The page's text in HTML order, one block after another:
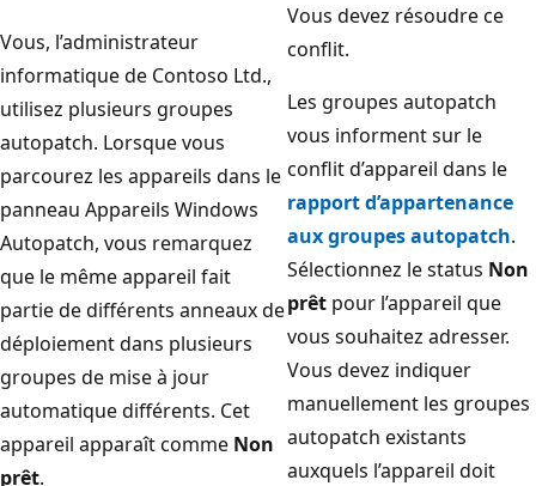
Vous, l’administrateur
informatique de Contoso Ltd.,
utilisez plusieurs groupes
autopatch. Lorsque vous
parcourez les appareils dans le
panneau Appareils Windows
Autopatch, vous remarquez
que le même appareil fait
partie de différents anneaux de
déploiement dans plusieurs
groupes de mise à jour
automatique différents. Cet
appareil apparaît comme Non
prêt.
Vous devez résoudre ce
conflit.
Les groupes autopatch
vous informent sur le
conflit d’appareil dans le
rapport d’appartenance
aux groupes autopatch.
Sélectionnez le status Non
prêt pour l’appareil que
vous souhaitez adresser.
Vous devez indiquer
manuellement les groupes
autopatch existants
auxquels l’appareil doit